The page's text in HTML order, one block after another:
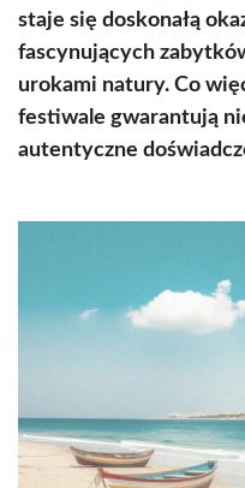
staje się doskonałą
fascynujących
urokami natury. Co
festiwale gwarantują
autentyczne